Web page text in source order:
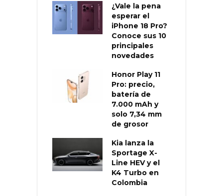
¿Vale la pena
esperar el
iPhone 18 Pro?
Conoce sus 10
principales
novedades
Honor Play 11
Pro: precio,
batería de
7.000 mAh y
solo 7,34 mm
de grosor
Kia lanza la
Sportage X-
Line HEV y el
K4 Turbo en
Colombia